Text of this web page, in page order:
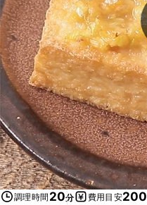
調理時間 20分 費用目安200